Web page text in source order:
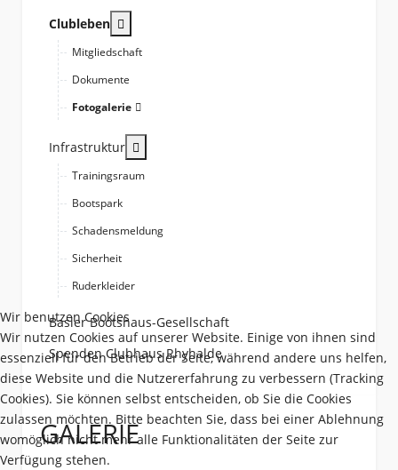
Clubleben
Mitgliedschaft
Dokumente
Fotogalerie
Infrastruktur
Trainingsraum
Bootspark
Schadensmeldung
Sicherheit
Ruderkleider
Basler Bootshaus-Gesellschaft
Spenden Clubhaus Rhyhalde
GALERIE
Wir benutzen Cookies
Wir nutzen Cookies auf unserer Website. Einige von ihnen sind
essenziell für den Betrieb der Seite, während andere uns helfen,
diese Website und die Nutzererfahrung zu verbessern (Tracking
Cookies). Sie können selbst entscheiden, ob Sie die Cookies
zulassen möchten. Bitte beachten Sie, dass bei einer Ablehnung
womöglich nicht mehr alle Funktionalitäten der Seite zur
Verfügung stehen.